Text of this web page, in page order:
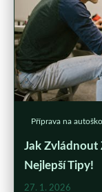
Příprava na
Jak Zvládnout
Nejlepší Tipy!
27. 1. 2026